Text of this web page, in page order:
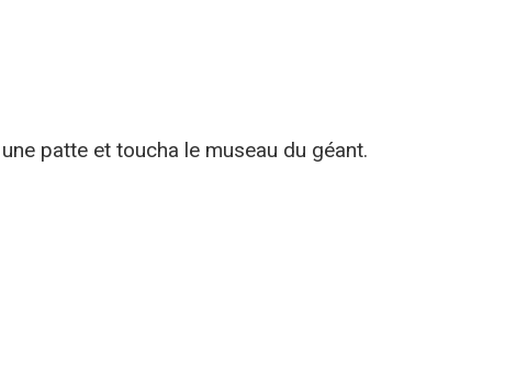
patte et toucha le museau du géant.